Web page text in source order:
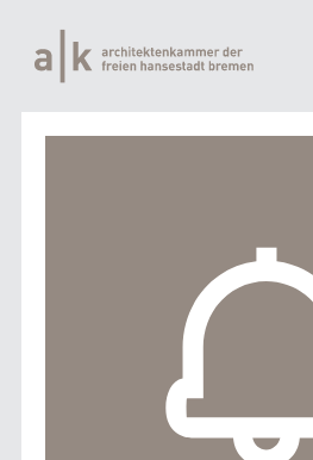
Inhalt